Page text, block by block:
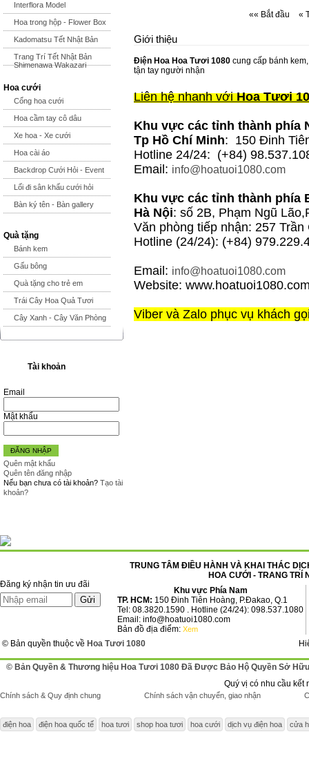
Interflora Model
Hoa trong hộp - Flower Box
Kadomatsu Tết Nhật Bản
Trang Trí Tết Nhật Bản
Shimenawa Wakazari
Hoa cưới
Cổng hoa cưới
Hoa cầm tay cô dâu
Xe hoa - Xe cưới
Hoa cài áo
Backdrop Cưới Hỏi - Event
Lối đi sân khấu cưới hỏi
Bàn ký tên - Bàn gallery
Quà tặng
Bánh kem
Gấu bông
Quà tặng cho trẻ em
Trái Cây Hoa Quả Tươi
Cây Xanh - Cây Văn Phòng
Tài khoản
Email
Mật khẩu
ĐĂNG NHẬP
Quên mật khẩu
Quên tên đăng nhập
Nếu bạn chưa có tài khoản? Tạo tài
khoản?
«« Bắt đầu «
Giới thiệu
Điện Hoa Hoa Tươi 1080 cung cấp bánh
tận tay người nhận
Liên hệ nhanh với Hoa Tươi
Khu vực các tỉnh thành phía
Tp Hồ Chí Minh: 150 Đinh
Hotline 24/24: (+84)
Email: info@hoatuoi1080.com
Khu vực các tỉnh thành phía
Hà Nội: số 2B, Phạm Ngũ
Văn phòng tiếp nhận: 257 Trần
Hotline (24/24): (+84)
Email: info@hoatuoi1080.com
Website:
Viber và Zalo phục vụ khách
Đăng ký nhận tin ưu đãi
TRUNG TÂM ĐIỀU HÀNH VÀ KHAI THÁC
HOA CƯỚI - TRANG TRÍ
Khu vực Phía Nam
TP. HCM: 150 Đinh Tiên Hoàng, P.Đakao, Q.1
Tel: 08.3820.1590 . Hotline (24/24): 098.537.1080
Email: info@hoatuoi1080.com
Bản đồ địa điểm: Xem
© Bản quyền thuộc về Hoa Tươi 1080
© Bản Quyền & Thương hiệu Hoa Tươi 1080 Đã Được Bảo Hộ Quyền Sở Hữu
Quý vị có nhu cầu kết
Chính sách & Quy định chung Chính sách vận chuyển, giao nhận
điện hoa điện hoa quốc tế hoa tươi shop hoa tươi hoa cưới dịch vụ điện hoa cửa